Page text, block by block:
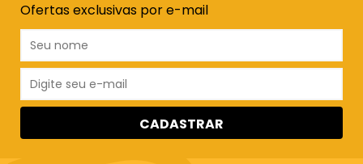
Ofertas exclusivas por e-mail
CADASTRAR